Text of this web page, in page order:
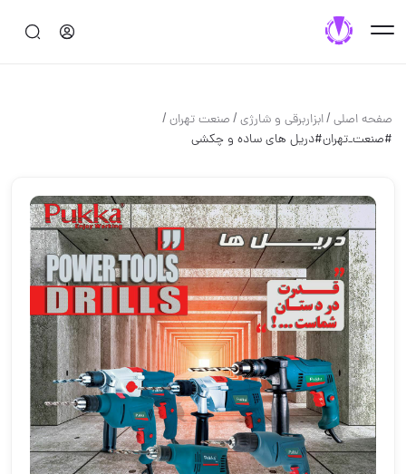
صفحه اصلی/ابزاربرقی و شارژی/صنعت تهران/
#صنعت_تهران#دریل های ساده و چکشی